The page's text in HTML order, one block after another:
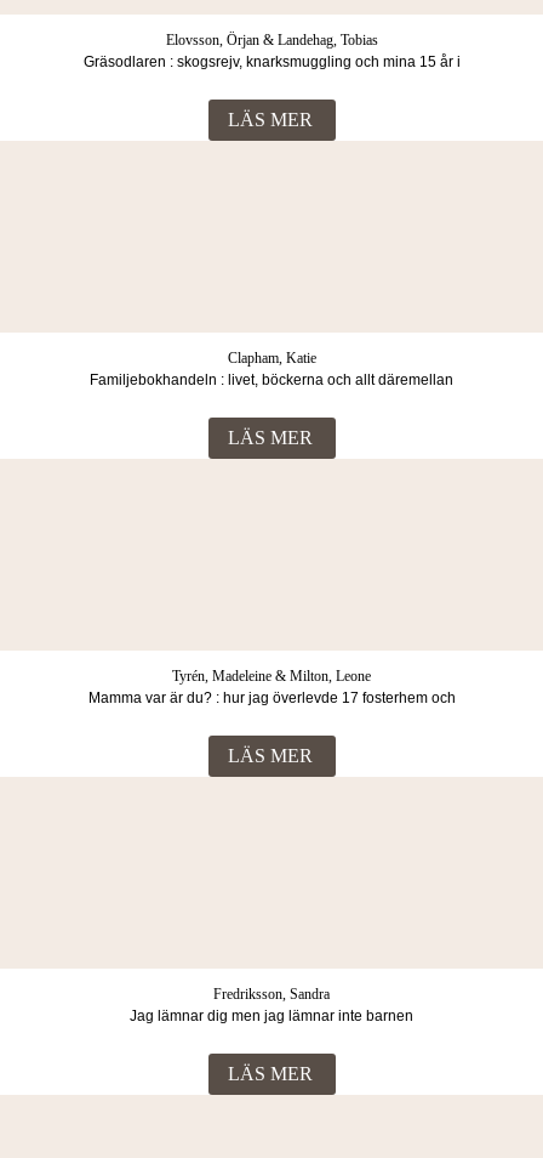
Elovsson, Örjan & Landehag, Tobias
Gräsodlaren : skogsrejv, knarksmuggling och mina 15 år i
LÄS MER
Clapham, Katie
Familjebokhandeln : livet, böckerna och allt däremellan
LÄS MER
Tyrén, Madeleine & Milton, Leone
Mamma var är du? : hur jag överlevde 17 fosterhem och
LÄS MER
Fredriksson, Sandra
Jag lämnar dig men jag lämnar inte barnen
LÄS MER